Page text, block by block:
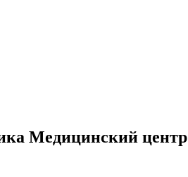
Медицинский центр